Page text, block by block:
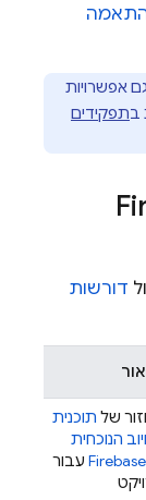
אפשרויות
בתפקידים
דורשות
של תוכנית
הנוכחית
עבור